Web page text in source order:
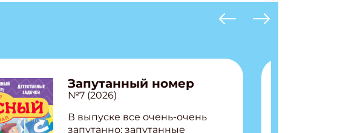
Запутанный номер
№7 (2026)
В выпуске все очень-очень
запутанно: запутанные